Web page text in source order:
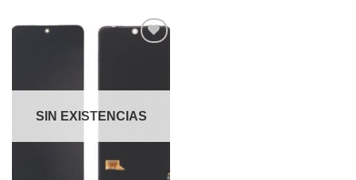
SIN EXISTENCIAS